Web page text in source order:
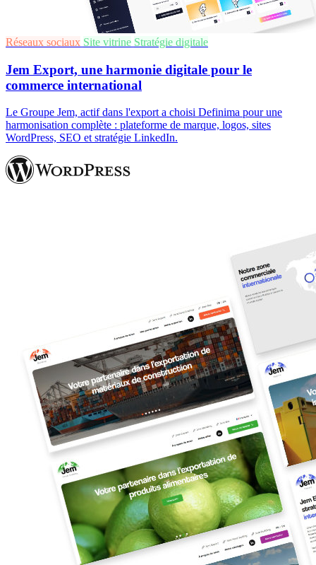
Réseaux sociaux Site vitrine Stratégie digitale
Jem Export, une harmonie digitale pour le
commerce international
Le Groupe Jem, actif dans l'export a choisi Definima pour une
harmonisation complète : plateforme de marque, logos, sites
WordPress, SEO et stratégie LinkedIn.